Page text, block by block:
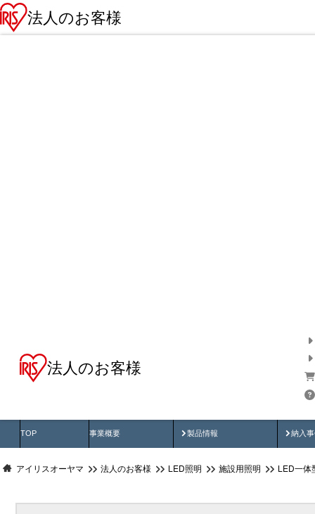
法人のお客様
法人のお客様
TOP 事業概要 製品情報
製品動画 納入
納
アイリスオーヤマ 法人のお客様 LED照明 施設用照明 LED一体